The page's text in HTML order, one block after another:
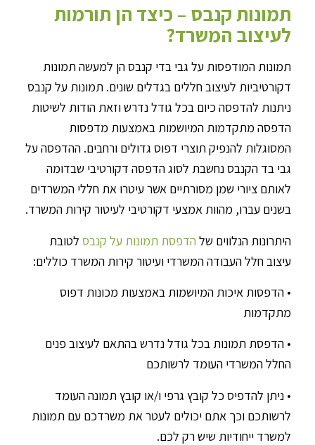
תמונות קנבס – כיצד הן תורמות
לעיצוב המשרד?
תמונות המודפסות על גבי בדי קנבס הן למעשה תמונות
דקורטיביות לעיצוב חללים בגדלים שונים. תמונות על קנבס
ניתנות להדפסה כיום בכל גודל נדרש וזאת הודות לשיטות
הדפסה מתקדמות המיושמות באמצעות מדפסות
המסוגלות להנפיק תוצרי דפוס גדולים ורחבים. ההדפסה על
גבי בד הקנבס נחשבת לסוג הדפסה דקורטיבי שבדומה
לאותם ציורי שמן מסורתיים אשר עיטרו את חללי המשרדים
בשנים עברו, מהוות אמצעי דקורטיבי לעיטור קירות המשרד.
היתרונות הנלווים של הדפסת תמונות על קנבסלטובת
עיצוב חלל העבודה המשרדי ועיטור קירות המשרד כוללים:
• הדפסות איכות המיושמות באמצעות מכונות דפוס
מתקדמות
• הדפסת תמונות בכל גודל נדרש בהתאם לעיצוב פנים
החלל המשרדי העומד לרשותכם
• ניתן להדפיס כל קובץ גרפי ו/או קובץ תמונה העומד
לרשותכם וכך אתם יכולים לעטר את משרדכם עם תמונות
למשרד ייחודיות שיש רק לכם.